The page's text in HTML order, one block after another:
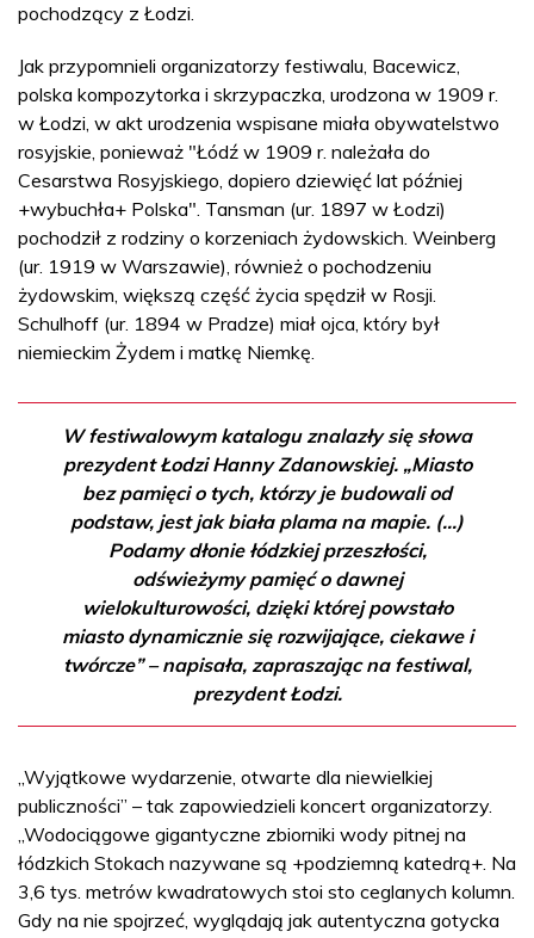
pochodzący z Łodzi.
Jak przypomnieli organizatorzy festiwalu, Bacewicz,
polska kompozytorka i skrzypaczka, urodzona w 1909 r.
w Łodzi, w akt urodzenia wspisane miała obywatelstwo
rosyjskie, ponieważ "Łódź w 1909 r. należała do
Cesarstwa Rosyjskiego, dopiero dziewięć lat później
+wybuchła+ Polska". Tansman (ur. 1897 w Łodzi)
pochodził z rodziny o korzeniach żydowskich. Weinberg
(ur. 1919 w Warszawie), również o pochodzeniu
żydowskim, większą część życia spędził w Rosji.
Schulhoff (ur. 1894 w Pradze) miał ojca, który był
niemieckim Żydem i matkę Niemkę.
W festiwalowym katalogu znalazły się słowa
prezydent Łodzi Hanny Zdanowskiej. „Miasto
bez pamięci o tych, którzy je budowali od
podstaw, jest jak biała plama na mapie. (...)
Podamy dłonie łódzkiej przeszłości,
odświeżymy pamięć o dawnej
wielokulturowości, dzięki której powstało
miasto dynamicznie się rozwijające, ciekawe i
twórcze” – napisała, zapraszając na festiwal,
prezydent Łodzi.
„Wyjątkowe wydarzenie, otwarte dla niewielkiej
publiczności” – tak zapowiedzieli koncert organizatorzy.
„Wodociągowe gigantyczne zbiorniki wody pitnej na
łódzkich Stokach nazywane są +podziemną katedrą+. Na
3,6 tys. metrów kwadratowych stoi sto ceglanych kolumn.
Gdy na nie spojrzeć, wyglądają jak autentyczna gotycka